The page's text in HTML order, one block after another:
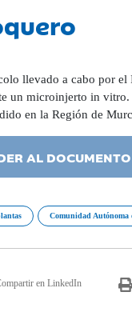
llevado a cabo por
un microinjerto in
en la Región de
AL DOCUMENTO
Comunidad Autónoma
en LinkedIn